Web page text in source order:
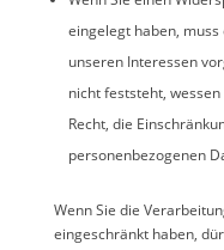
eingelegt haben,
unseren Interessen
nicht feststeht,
Recht, die
personenbezogenen
Wenn Sie die
eingeschränkt haben,